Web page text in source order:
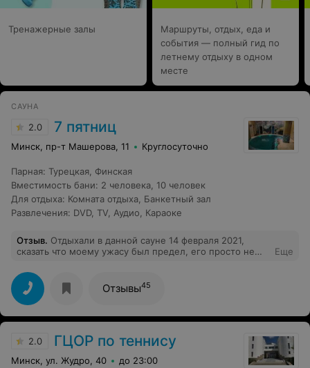
Тренажерные залы
Маршруты, отдых, еда и
события — полный гид по
летнему отдыху в одном
месте
САУНА
2.0 7 пятниц
Минск, пр-т Машерова, 11 Круглосуточно
Парная: Турецкая Финская
Вместимость бани: 2 человека 10 человек
Для отдыха: Комната отдыха Банкетный зал
Развлечения: DVD, TV Аудио Караоке
Отзыв. Отдыхали в данной сауне 14 февраля 2021,
сказать что моему ужасу был предел, его просто не
места не уступает саунам наивысшего уровня. Фото,
которое предоставляется на сайте старые, возможно
когда-то там было хорошо. На сегодняшний момент,
это одна сплошная плесень и чернота, черный
бассейн, черные стены, двери, разбитая плитка,
стеклянные двери в сауну не видели никогда уборки,
доска в сауне в плачевном состоянии, просто висит на
чем попало, роспись на стенах (возможно когда-то
Еще
Отзывы45
2.0 ГЦОР по теннису
Минск, ул. Жудро, 40 до 23:00